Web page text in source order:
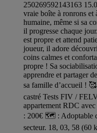
250269592143163
vraie boîte à ronrons et
humaine, même si sa
il progresse chaque
est propre et attend
joueur, il adore
coins calmes et
propre ! Sa
apprendre et partager
sa famille d’accueil !
castré Tests FIV /
appartement RDC
: 200€ 🗺️ : Adoptable
secteur. 18, 03, 58 (60